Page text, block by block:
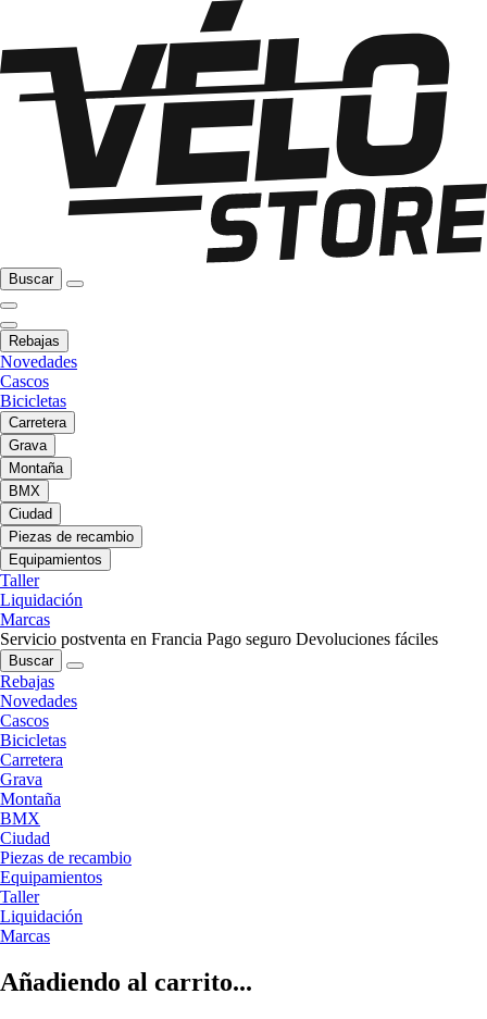
Buscar
Rebajas
Novedades
Cascos
Bicicletas
Carretera
Grava
Montaña
BMX
Ciudad
Piezas de recambio
Equipamientos
Taller
Liquidación
Marcas
Servicio postventa en Francia Pago seguro Devoluciones fáciles
Buscar
Rebajas
Novedades
Cascos
Bicicletas
Carretera
Grava
Montaña
BMX
Ciudad
Piezas de recambio
Equipamientos
Taller
Liquidación
Marcas
Añadiendo al carrito...